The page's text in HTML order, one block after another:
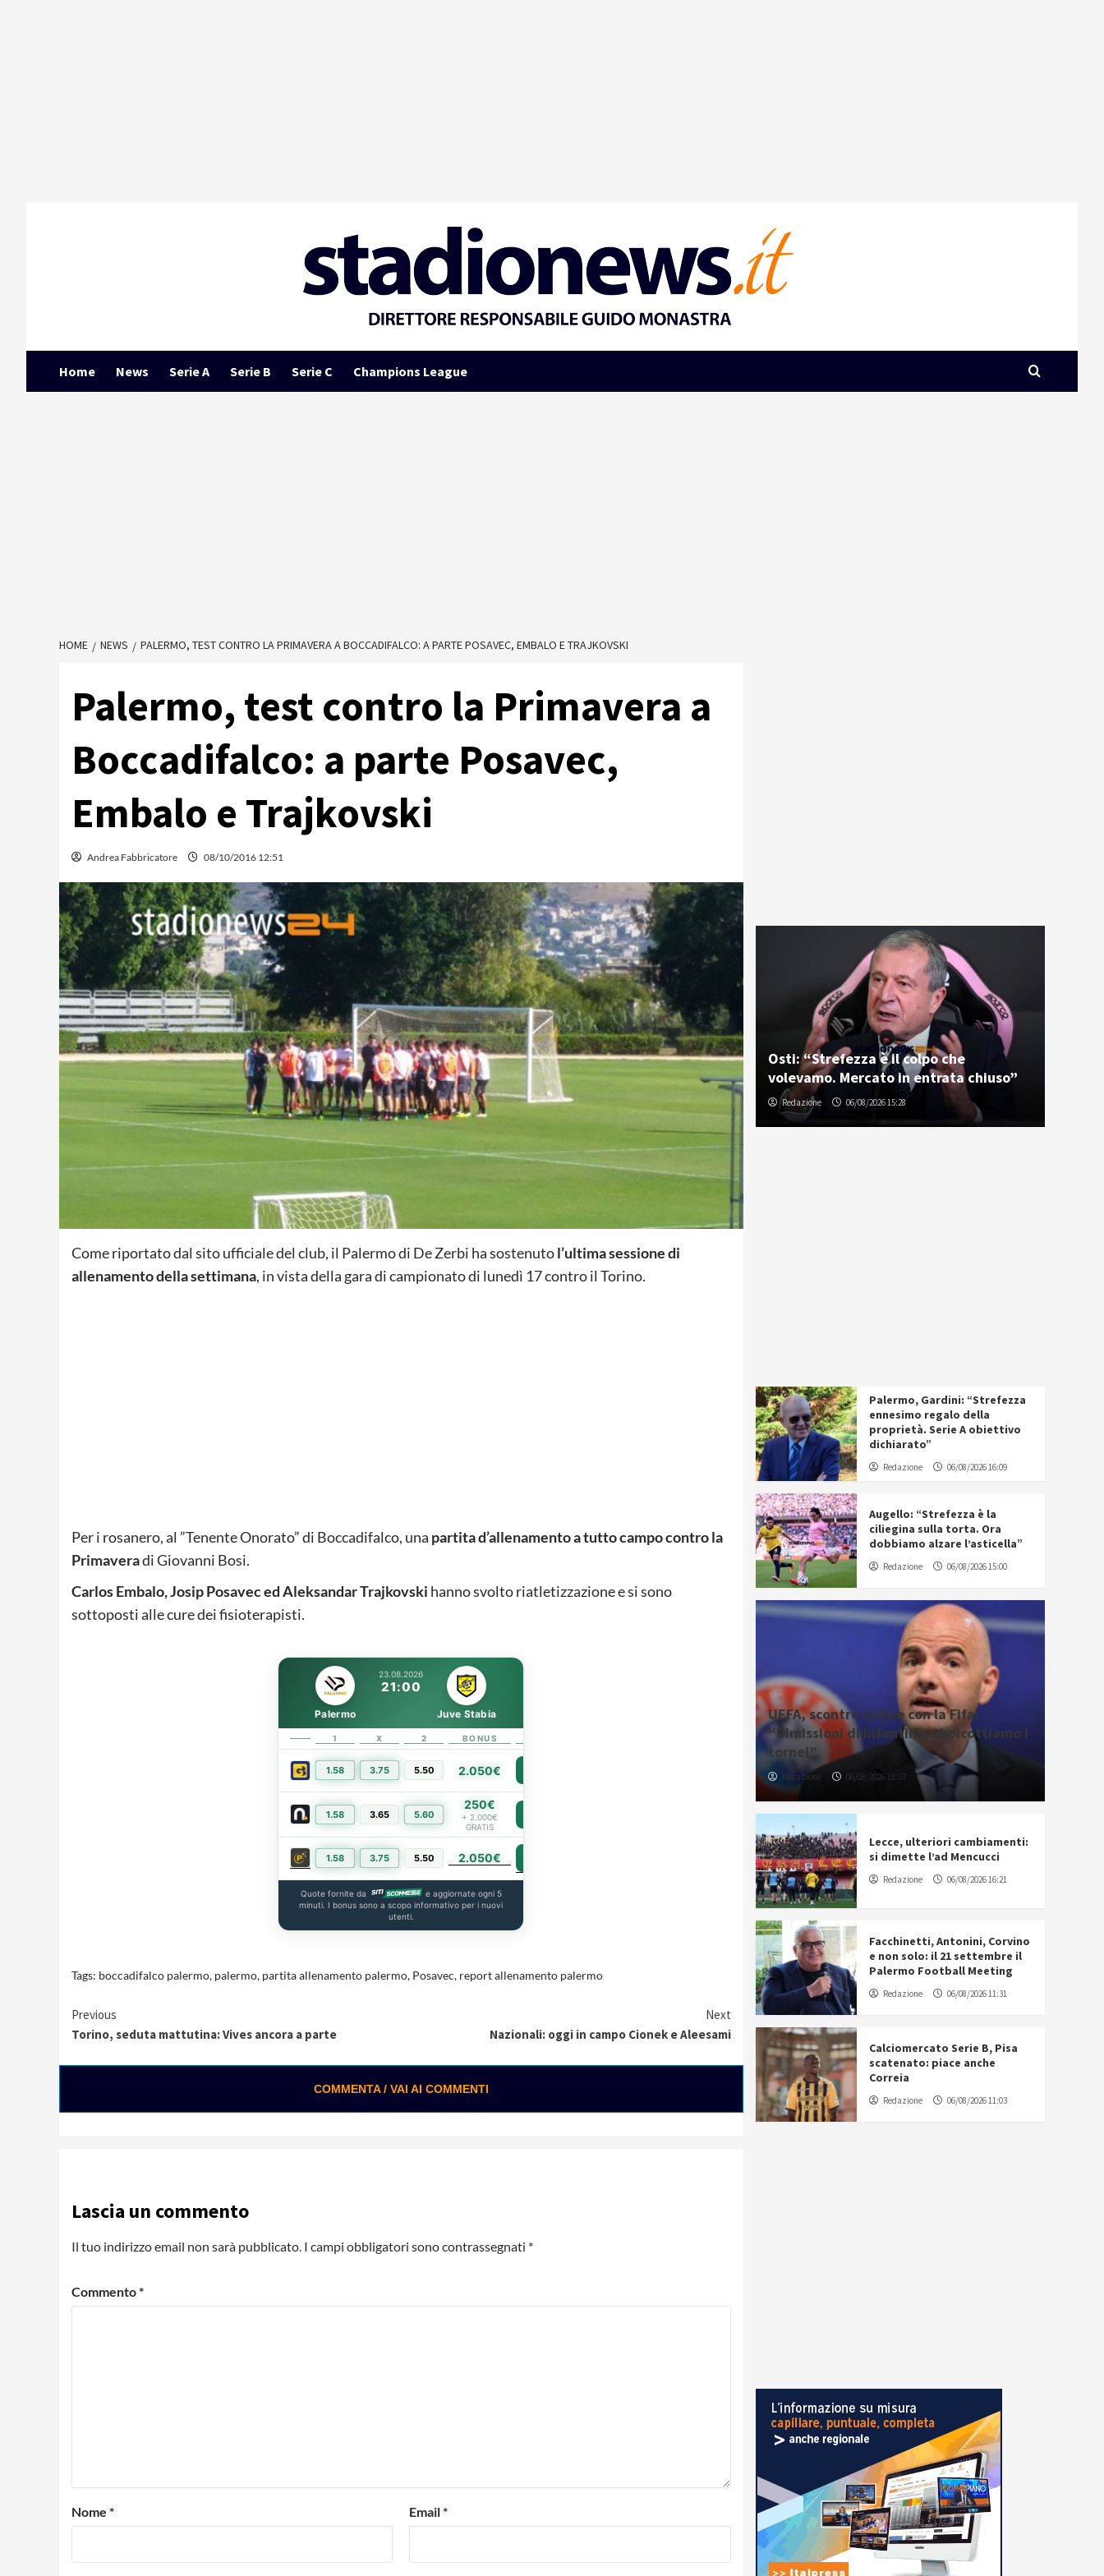
Home News Serie A Serie B Serie C Champions League
HOME NEWS PALERMO, TEST CONTRO LA PRIMAVERA A BOCCADIFALCO: A PARTE POSAVEC, EMBALO E TRAJKOVSKI
Palermo, test contro la Primavera a
Boccadifalco: a parte Posavec,
Embalo e Trajkovski
Andrea Fabbricatore 08/10/2016 12:51
Come riportato dal sito ufficiale del club, il Palermo di De Zerbi ha sostenutol’ultima sessione di
allenamento della settimana, in vista della gara di campionato di lunedì 17 contro il Torino.
Per i rosanero, al ”Tenente Onorato” di Boccadifalco, una partita d’allenamento a tutto campo contro la
Primaveradi Giovanni Bosi.
Carlos Embalo, Josip Posavec ed Aleksandar Trajkovski hanno svolto riatletizzazione e si sono
sottoposti alle cure dei fisioterapisti.
23.08.2026
21:00
Palermo Juve Stabia
1 X 2 BONUS
1.58 3.75 5.50 2.050€
1.58 3.65 5.60
250€
+ 2.000€
GRATIS
1.58 3.75 5.50 2.050€
Quote fornite da
e aggiornate ogni 5
minuti. I bonus sono a scopo informativo per i nuovi
utenti.
Tags: boccadifalco palermo, palermo, partita allenamento palermo, Posavec, report allenamento palermo
Continue
Reading
Previous
Torino, seduta mattutina: Vives ancora a parte
Next
Nazionali: oggi in campo Cionek e Aleesami
COMMENTA / VAI AI COMMENTI
Lascia un commento
Il tuo indirizzo email non sarà pubblicato. I campi obbligatori sono contrassegnati *
Commento*
Nome * Email*
Osti: “Strefezza è il colpo che
volevamo. Mercato in entrata chiuso”
Redazione 06/08/2026 15:28
Palermo, Gardini: “Strefezza
ennesimo regalo della
proprietà. Serie A obiettivo
dichiarato”
Redazione 06/08/2026 16:09
Augello: “Strefezza è la
ciliegina sulla torta. Ora
dobbiamo alzare l’asticella”
Redazione 06/08/2026 15:00
UEFA, scontro totale con la Fifa:
“Dimissioni di Infantino o boicottiamo i
tornei”
Redazione 06/08/2026 18:57
Lecce, ulteriori cambiamenti:
si dimette l’ad Mencucci
Redazione 06/08/2026 16:21
Facchinetti, Antonini, Corvino
e non solo: il 21 settembre il
Palermo Football Meeting
Redazione 06/08/2026 11:31
Calciomercato Serie B, Pisa
scatenato: piace anche
Correia
Redazione 06/08/2026 11:03